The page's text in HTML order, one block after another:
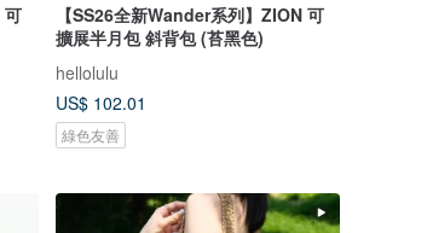
可
【SS26全新Wander系列】ZION 可
擴展半月包 斜背包 (苔黑色)
hellolulu
US$ 102.01
綠色友善